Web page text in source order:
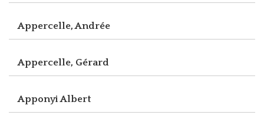
Appercelle, Andrée
Appercelle, Gérard
Apponyi Albert